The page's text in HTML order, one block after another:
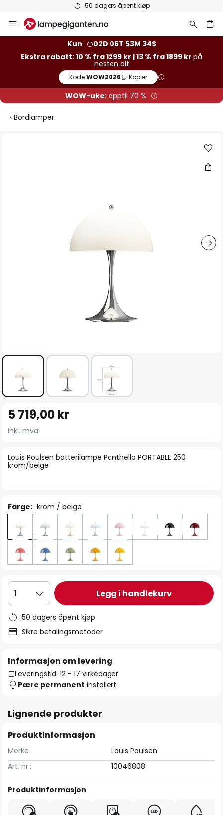
50 dagers åpent kjøp
Hopp
til
Kun
02D 06T 53M 34S
Ekstra rabatt: 10 % fra 1299 kr | 13 % fra 1899 kr på
nesten alt
Kode:WOW2026 Kopier
WOW-uke: opptil 70 %
Bordlamper
begynnelsen
bildegalleri
Louis Poulsen batterilampe Panthella PORTABLE 250
krom/beige
5 719,00 kr
inkl. mva.
Farge: krom / beige
1 Legg i handlekurv
50 dagers åpent kjøp
Sikre betalingsmetoder
Informasjon om levering
Leveringstid: 12 - 17 virkedager
Pære permanent installert
Lignende produkter
Produktinformasjon
Merke
Louis Poulsen
Art. nr.:
10046808
Produktinformasjon